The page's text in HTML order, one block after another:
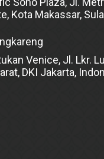
Kota Makassar,
Venice, Jl. Lkr.
DKI Jakarta,